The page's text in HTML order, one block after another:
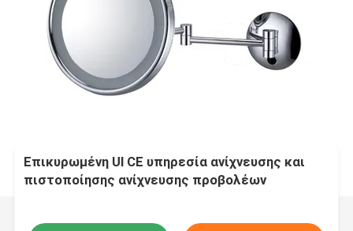
Επικυρωμένη Ul CE υπηρεσία ανίχνευσης και
πιστοποίησης ανίχνευσης προβολέων